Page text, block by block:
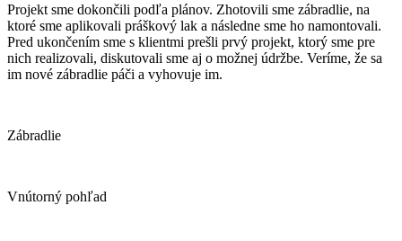
Projekt sme dokončili podľa plánov. Zhotovili sme zábradlie, na
ktoré sme aplikovali práškový lak a následne sme ho namontovali.
Pred ukončením sme s klientmi prešli prvý projekt, ktorý sme pre
nich realizovali, diskutovali sme aj o možnej údržbe. Veríme, že sa
im nové zábradlie páči a vyhovuje im.
Zábradlie
Vnútorný pohľad